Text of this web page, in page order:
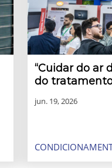
“Cuidar do ar
do
jun. 19, 2026